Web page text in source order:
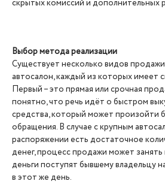
скрытых комиссий и дополнительных
Выбор метода реализации
Существует несколько видов
автосалон, каждый из которых имеет
Первый – это прямая или срочная
понятно, что речь идёт о быстром
средства, который может произойти
обращения. В случае с крупным
распоряжении есть достаточное
денег, процесс продажи может занять
деньги поступят бывшему владельцу
в этот же день.